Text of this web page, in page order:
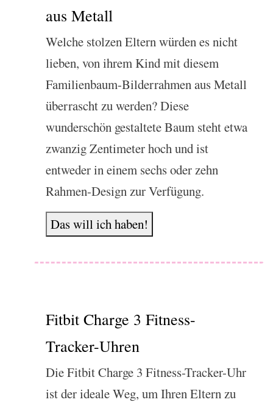
aus Metall
Welche stolzen Eltern würden es nicht
lieben, von ihrem Kind mit diesem
Familienbaum-Bilderrahmen aus Metall
überrascht zu werden? Diese
wunderschön gestaltete Baum steht etwa
zwanzig Zentimeter hoch und ist
entweder in einem sechs oder zehn
Rahmen-Design zur Verfügung.
Das will ich haben!
Fitbit Charge 3 Fitness-
Tracker-Uhren
Die Fitbit Charge 3 Fitness-Tracker-Uhr
ist der ideale Weg, um Ihren Eltern zu